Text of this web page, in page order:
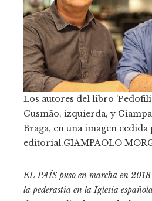
Los autores del libro
Gusmão, izquierda, y
Braga, en una imagen cedida
editorial.GIAMPAOLO
EL PAÍS puso en marcha en
la pederastia en la Iglesia